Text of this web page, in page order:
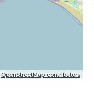
OpenStreetMap contributors